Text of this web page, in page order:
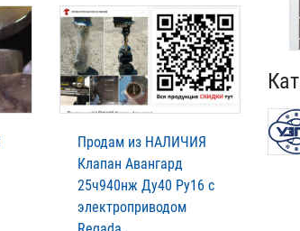
Продам из НАЛИЧИЯ
Клапан Авангард
25ч940нж Ду40 Ру16 с
электроприводом